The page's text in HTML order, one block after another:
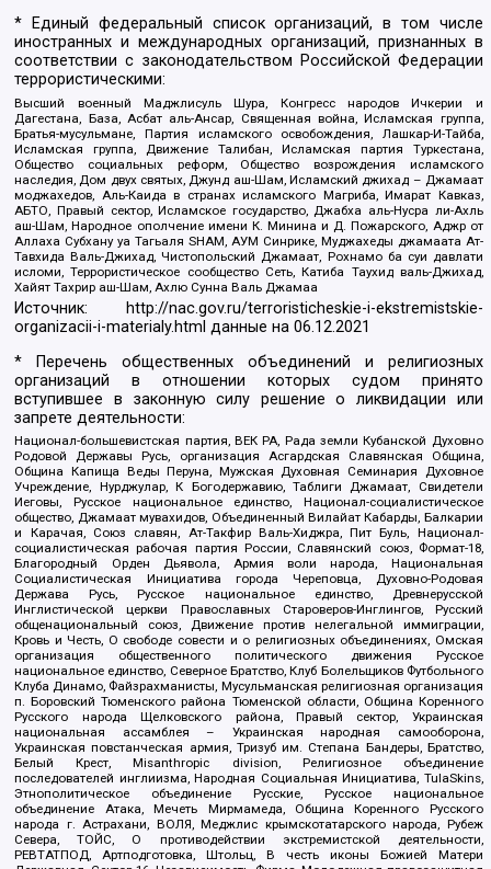
* Единый федеральный список организаций, в том числе
иностранных и международных организаций, признанных в
соответствии с законодательством Российской Федерации
террористическими:
Высший военный Маджлисуль Шура, Конгресс народов Ичкерии и
Дагестана, База, Асбат аль-Ансар, Священная война, Исламская группа,
Братья-мусульмане, Партия исламского освобождения, Лашкар-И-Тайба,
Исламская группа, Движение Талибан, Исламская партия Туркестана,
Общество социальных реформ, Общество возрождения исламского
наследия, Дом двух святых, Джунд аш-Шам, Исламский джихад – Джамаат
моджахедов, Аль-Каида в странах исламского Магриба, Имарат Кавказ,
АБТО, Правый сектор, Исламское государство, Джабха аль-Нусра ли-Ахль
аш-Шам, Народное ополчение имени К. Минина и Д. Пожарского, Аджр от
Аллаха Субхану уа Тагьаля SHAM, АУМ Синрике, Муджахеды джамаата Ат-
Тавхида Валь-Джихад, Чистопольский Джамаат, Рохнамо ба суи давлати
исломи, Террористическое сообщество Сеть, Катиба Таухид валь-Джихад,
Хайят Тахрир аш-Шам, Ахлю Сунна Валь Джамаа
Источник:
http://nac.gov.ru/terroristicheskie-i-ekstremistskie-
organizacii-i-materialy.html данные на06.12.2021
* Перечень общественных объединений и религиозных
организаций в отношении которых судом принято
вступившее в законную силу решение о ликвидации или
запрете деятельности:
Национал-большевистская партия, ВЕК РА, Рада земли Кубанской Духовно
Родовой Державы Русь, организация Асгардская Славянская Община,
Община Капища Веды Перуна, Мужская Духовная Семинария Духовное
Учреждение, Нурджулар, К Богодержавию, Таблиги Джамаат, Свидетели
Иеговы, Русское национальное единство, Национал-социалистическое
общество, Джамаат мувахидов, Объединенный Вилайат Кабарды, Балкарии
и Карачая, Союз славян, Ат-Такфир Валь-Хиджра, Пит Буль, Национал-
социалистическая рабочая партия России, Славянский союз, Формат-18,
Благородный Орден Дьявола, Армия воли народа, Национальная
Социалистическая Инициатива города Череповца, Духовно-Родовая
Держава Русь, Русское национальное единство, Древнерусской
Инглистической церкви Православных Староверов-Инглингов, Русский
общенациональный союз, Движение против нелегальной иммиграции,
Кровь и Честь, О свободе совести и о религиозных объединениях, Омская
организация общественного политического движения Русское
национальное единство, Северное Братство, Клуб Болельщиков Футбольного
Клуба Динамо, Файзрахманисты, Мусульманская религиозная организация
п. Боровский Тюменского района Тюменской области, Община Коренного
Русского народа Щелковского района, Правый сектор, Украинская
национальная ассамблея – Украинская народная самооборона,
Украинская повстанческая армия, Тризуб им. Степана Бандеры, Братство,
Белый Крест, Misanthropic division, Религиозное объединение
последователей инглиизма, Народная Социальная Инициатива, TulaSkins,
Этнополитическое объединение Русские, Русское национальное
объединение Атака, Мечеть Мирмамеда, Община Коренного Русского
народа г. Астрахани, ВОЛЯ, Меджлис крымскотатарского народа, Рубеж
Севера, ТОЙС, О противодействии экстремистской деятельности,
РЕВТАТПОД, Артподготовка, Штольц, В честь иконы Божией Матери